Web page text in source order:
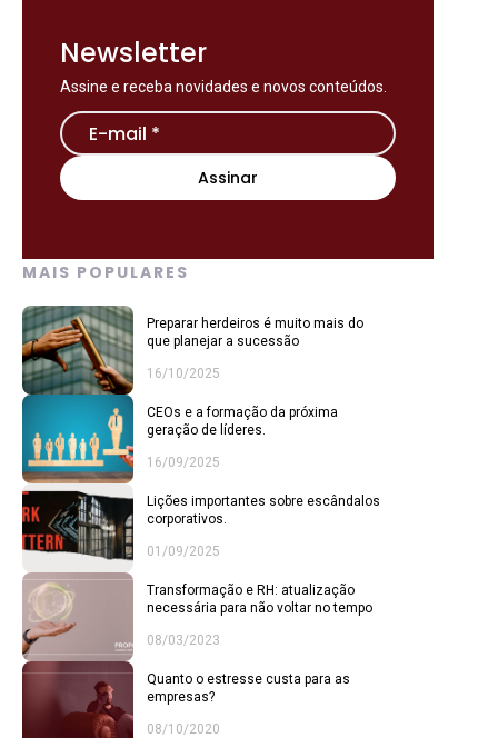
Newsletter
Assine e receba novidades e novos conteúdos.
MAIS POPULARES
Preparar herdeiros é muito mais do
que planejar a sucessão
16/10/2025
CEOs e a formação da próxima
geração de líderes.
16/09/2025
Lições importantes sobre escândalos
corporativos.
01/09/2025
Transformação e RH: atualização
necessária para não voltar no tempo
08/03/2023
Quanto o estresse custa para as
empresas?
08/10/2020